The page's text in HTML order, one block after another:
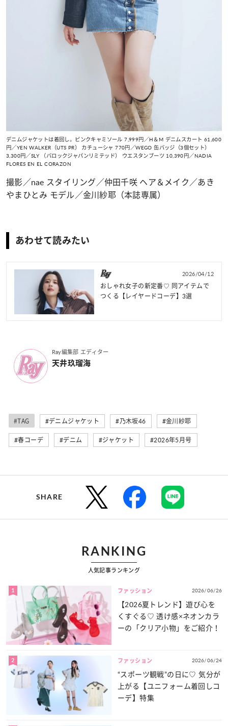
デニムジャケットは着回し。ピンクキャミソール 7,999円／H＆M デニムスカート 61,600
円／YEN WALKER（UTS PR） カチューシャ 770円／WEGO 缶バッジ（3個セット）
3,300円／SLY （バロックジャパンリミテッド） ウエスタンブーツ 10,390円／NADIA
FLORES EN EL CORAZON
撮影／nae スタイリング／仲田千咲 ヘア＆メイク／あき
やまひとみ モデル／金川紗耶（本誌専属）
あわせて読みたい
2026/04/12
おしゃれ女子の新定番♡ 同アイテムで
つくる【レイヤードコーデ】3選
Ray編集部 エディター
天井玖瑠海
#TAG #デニムジャケット #乃木坂46 #金川紗耶
#春コーデ #デニム #ジャケット #2026年5月号
SHARE
RANKING
人気記事ランキング
1 ファッション 2026/06/26
【2026夏トレンド】遊び心を
くすぐる♡ 透け感×ネオンカラ
ーの「クリア小物」をご紹介！
2 ファッション 2026/06/24
“スポーツ観戦”の日に♡ 気分が
上がる【ユニフォーム着回しコ
ーデ】特集